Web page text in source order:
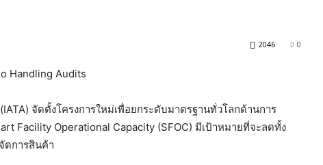
0
2046
(IATA) จัดตั้งโครงการใหม่เพื่อยกระดับมาตรฐานทั่วโลกด้านการ
Facility Operational Capacity (SFOC) มีเป้าหมายที่จะลดทั้ง
ดการสินค้า